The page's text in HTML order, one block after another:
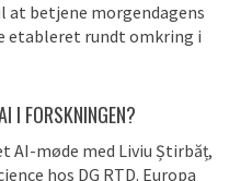
betjene morgendagens
etableret rundt omkring i
I FORSKNINGEN?
AI-møde med Liviu Știrbăț,
hos DG RTD. Europa